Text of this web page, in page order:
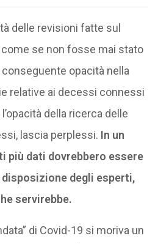
delle revisioni fatte sul
se non fosse mai stato
opacità nella
relative ai decessi connessi
della ricerca delle
lascia perplessi. In un
più dati dovrebbero essere
degli esperti,
servirebbe.
di Covid-19 si moriva un